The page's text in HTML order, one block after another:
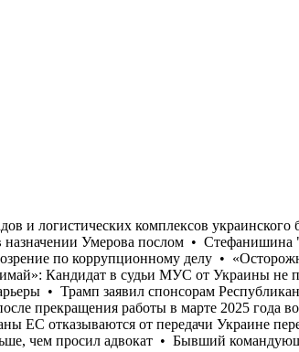
собеседование на английском и французском языках • Голливудский режиссер Джеймс Кэмерон намекнул на возможное завершение карьеры • Трамп заявил спонсорам Республиканской партии, что хотел бы видеть Джей Ди Вэнса кандидатом на выборах 2028 года • Редакция украинской службы вещания «Голос Америки» после прекращения работы в марте 2025 года возобновляет ее • Только с начала июля Россия уничтожила более 400 000 кв. м складов и логистических комплексов украинского бизнеса • Страны ЕС отказываются от передачи Украине перехватчиков к Patriot, опасаясь потратить все запасы • США отказали Украине в назначении Умерова послом • Стефанишина "наныла" залог меньше, чем просил адвокат • Бывший командующий логистикой Воздушных сил Андрей Украинец получил новое подозрение по коррупционному делу • «Осторожный оптимизм, который преобладал у украинской стороны в начале лета, в значительной степени исчез», - Юлиан Репке • «Моя твоя не понимай»: Кандидат в судьи МУС от Украины не прошел собеседование на английском и французском языках • Голливудский режиссер Джеймс Кэмерон намекнул на возможное завершение карьеры • Трамп заявил спонсорам Республиканской партии, что хотел бы видеть Джей Ди Вэнса кандидатом на выборах 2028 года • Редакция украинской службы вещания «Голос Америки» после прекращения работы в марте 2025 года возобновляет ее • Только с начала июля Россия уничтожила более 400 000 кв. м складов и логистических комплексов украинского бизнеса • Страны ЕС отказываются от передачи Украине перехватчиков к Patriot, опасаясь потратить все запасы • США отказали Украине в назначении Умерова послом • Стефанишина "наныла" залог меньше, чем просил адвокат • Бывший командующий логистикой Воздушных сил Андрей Украинец получил новое подозрение по коррупционному делу • «Осторожный оптимизм, который преобладал у украинской стороны в начале лета, в значительной степени исчез», - Юлиан Репке • «Моя твоя не понимай»: Кандидат в судьи МУС от Украины не прошел собеседование на английском и французском языках • Голливудский режиссер Джеймс Кэмерон намекнул на возможное завершение карьеры • Трамп заявил спонсорам Республиканской партии, что хотел бы видеть Джей Ди Вэнса кандидатом на выборах 2028 года • Редакция украинской службы вещания